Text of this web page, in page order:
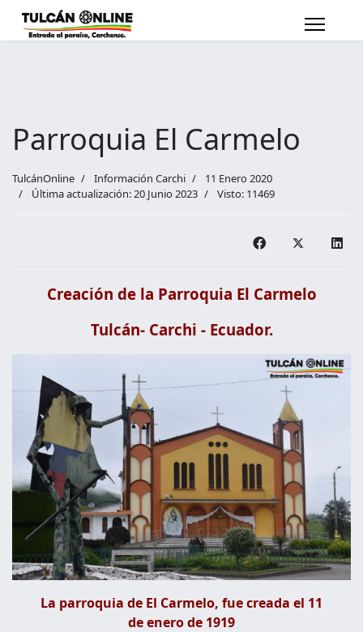
Parroquia El Carmelo
TulcánOnline Información Carchi
11 Enero 2020
Última actualización: 20 Junio 2023
Visto: 11469
Creación de la Parroquia El Carmelo
Tulcán- Carchi - Ecuador.
La parroquia de El Carmelo, fue creada el 11
de enero de 1919